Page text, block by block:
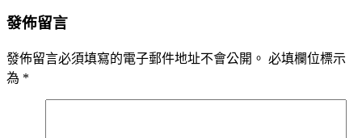
發佈留言
發佈留言必須填寫的電子郵件地址不會公開。 必填欄位標示
為 *